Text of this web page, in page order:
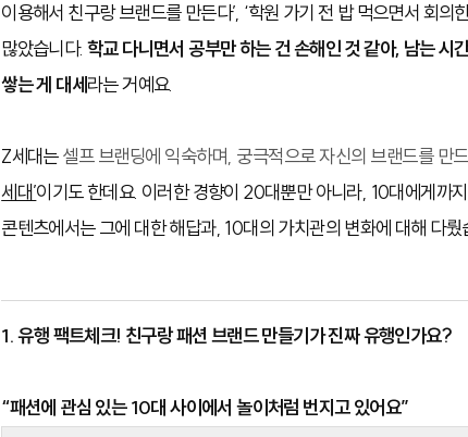
이용해서 친구랑 브랜드를 만든다’, ‘학원 가기 전 밥 먹으면서 회의
많았습니다. 학교 다니면서 공부만 하는 건 손해인 것 같아, 남는 시
쌓는 게 대세라는 거예요.
Z세대는셀프 브랜딩에 익숙하며, 궁극적으로 자신의 브랜드를 만
세대’이기도 한데요. 이러한 경향이 20대뿐만 아니라, 10대에게까
콘텐츠에서는 그에 대한 해답과, 10대의 가치관의 변화에 대해 다뤘
1. 유행 팩트체크! 친구랑 패션 브랜드 만들기가 진짜 유행인가요?
“패션에 관심 있는 10대 사이에서 놀이처럼 번지고 있어요”